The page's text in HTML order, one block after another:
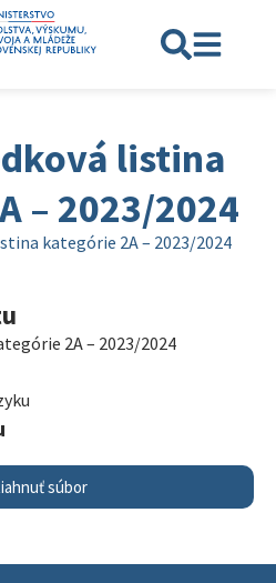
listina
– 2023/2024
kategórie 2A – 2023/2024
2A – 2023/2024
súbor